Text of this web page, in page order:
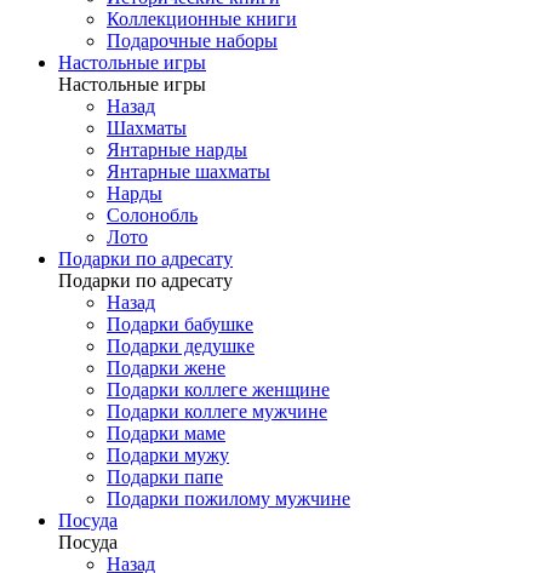
Коллекционные книги
Подарочные наборы
Настольные игры
Настольные игры
Назад
Шахматы
Янтарные нарды
Янтарные шахматы
Нарды
Солонобль
Лото
Подарки по адресату
Подарки по адресату
Назад
Подарки бабушке
Подарки дедушке
Подарки жене
Подарки коллеге женщине
Подарки коллеге мужчине
Подарки маме
Подарки мужу
Подарки папе
Подарки пожилому мужчине
Посуда
Посуда
Назад